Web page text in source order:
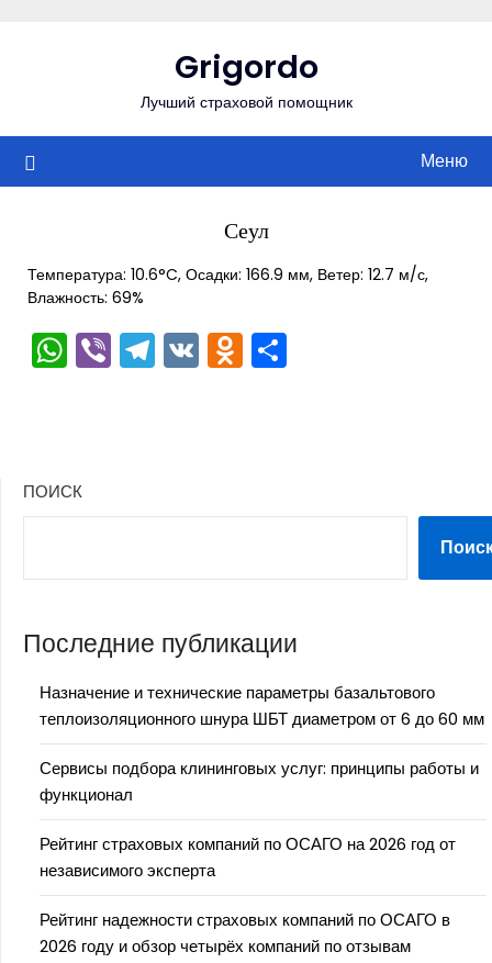
Grigordo
Лучший страховой помощник
Меню
Сеул
Температура: 10.6°C, Осадки: 166.9 мм, Ветер: 12.7 м/с,
Влажность: 69%
WhatsApp
ViberTelegram
VKOdnoklassniki
ПОИСК
Последние публикации
Назначение и технические параметры базальтового
теплоизоляционного шнура ШБТ диаметром от 6 до 60 мм
Сервисы подбора клининговых услуг: принципы работы и
функционал
Рейтинг страховых компаний по ОСАГО на 2026 год от
независимого эксперта
Рейтинг надежности страховых компаний по ОСАГО в
2026 году и обзор четырёх компаний по отзывам